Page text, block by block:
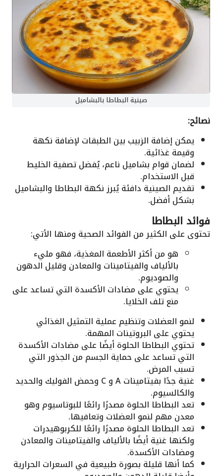
صينية البطاطا بالبشاميل
نصائح:
يمكن إضافة الزبيب بين الطبقات لإضافة نكهة
وقيمة غذائية.
لضمان قوام بشاميل ناعم، يُفضل تصفية الخليط
قبل الاستخدام.
تقديم الصينية دافئة يُبرز نكهة البطاطا والبشاميل
بشكل أفضل.
فوائد البطاطا
تحتوى على الكثير من الفوائد الصحية ومنها الأتي:
هو من أكثر الأطعمة المغذية، فهو مليء
بالألياف والفيتامينات والمعادن وقليل الدهون
والصوديوم.
يحتوي على مضادات الأكسدة التي تساعد على
منع تلف الخلايا.
لنمو العضلات وتنظيم عملية التمثيل الغذائي
يحتوي على البروتينات المهمة.
تحتوي البطاطا الحلوة أيضًا على مضادات الأكسدة
التي تساعد على حماية الجسم من الجذور التي
تسبب المرض.
غنية جدًا بفيتامينات A و C وحمض الفوليك والحديد
والكالسيوم.
تعد البطاطا الحلوة مصدرًا رائعًا للبوتاسيوم وهو
معدن مهم لنمو العضلات وتعافيها.
تعد البطاطا الحلوة مصدرًا رائعًا للكربوهيدرات
ولكنها غنية أيضًا بالألياف والفيتامينات والمعادن
ومضادات الأكسدة.
كما أنها قليلة بصورة طبيعية في السعرات الحرارية